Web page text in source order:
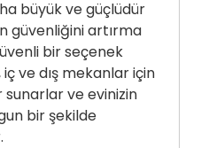
büyük ve güçlüdür
güvenliğini artırma
bir seçenek
ve dış mekanlar için
sunarlar ve evinizin
bir şekilde